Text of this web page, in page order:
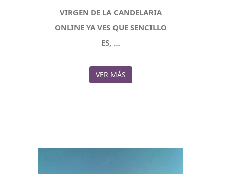
VIRGEN DE LA CANDELARIA
ONLINE YA VES QUE SENCILLO
ES, …
VER MÁS